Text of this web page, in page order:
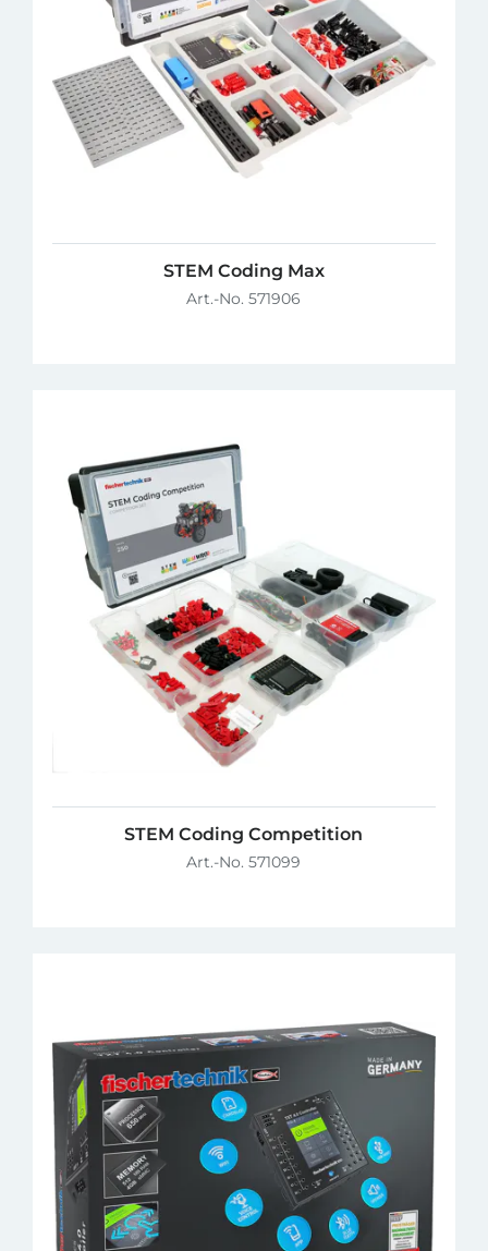
STEM Coding Max
Art.-No. 571906
STEM Coding Competition
Art.-No. 571099